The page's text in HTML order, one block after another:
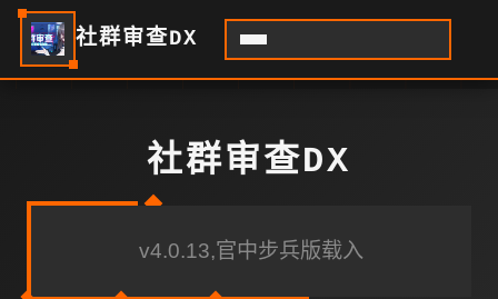
社群审查DX
社群审查DX
v4.0.13,官中步兵版载入